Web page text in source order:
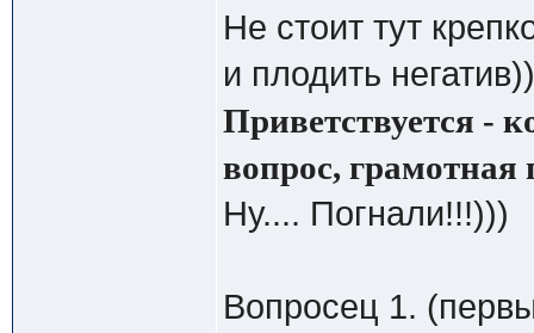
Не стоит тут
и плодить
Приветствуется -
вопрос, грамотная
Ну.... Погнали!!!)))
Вопросец 1.